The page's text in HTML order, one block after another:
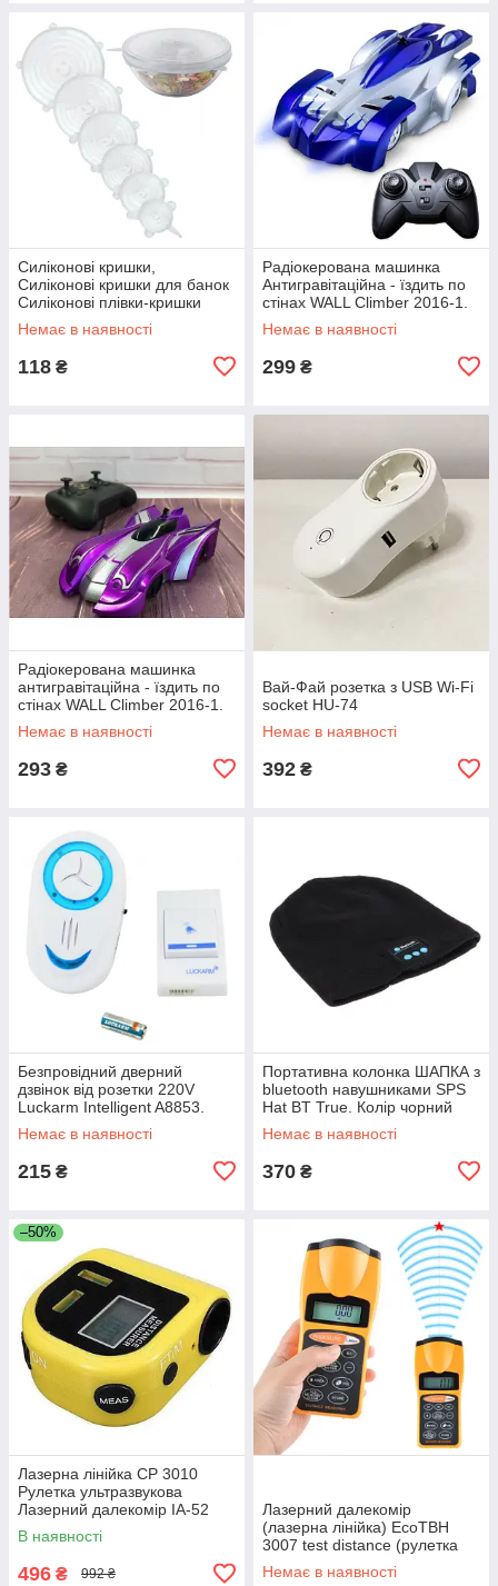
Силіконові кришки,
Силіконові кришки для банок
Силіконові плівки-кришки
silicon VA-61
Немає в наявності
118 ₴
Радіокерована машинка
Антигравітаційна - їздить по
стінах WALL Climber 2016-1.
Колір синій TS-72
Немає в наявності
299 ₴
Радіокерована машинка
антигравітаційна - їздить по
стінах WALL Climber 2016-1.
Колір фіолетовий EP-16
Немає в наявності
293 ₴
Вай-Фай розетка з USB Wi-Fi
socket HU-74
Немає в наявності
392 ₴
Безпровідний дверний
дзвінок від розетки 220V
Luckarm Intelligent A8853.
Колір блакитний UL-63
Немає в наявності
215 ₴
Портативна колонка ШАПКА з
bluetooth навушниками SPS
Hat BT True. Колір чорний
JR-10
Немає в наявності
370 ₴
–50%
Лазерна лінійка CP 3010
Рулетка ультразвукова
Лазерний далекомір IA-52
В наявності
496 ₴ 992 ₴
Лазерний далекомір
(лазерна лінійка) EcoTBH
3007 test distance (рулетка
ультразвукова) EM-99
Немає в наявності